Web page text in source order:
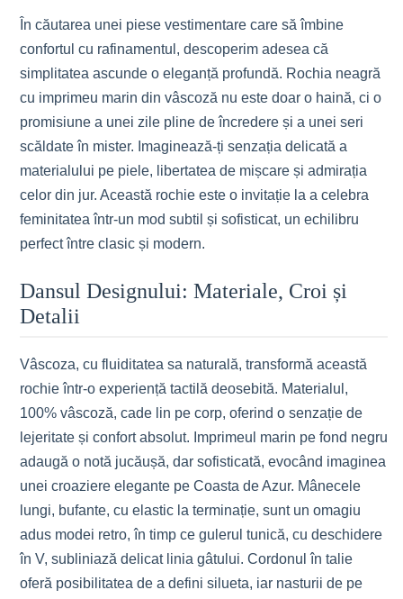
În căutarea unei piese vestimentare care să îmbine
confortul cu rafinamentul, descoperim adesea că
simplitatea ascunde o eleganță profundă. Rochia neagră
cu imprimeu marin din vâscoză nu este doar o haină, ci o
promisiune a unei zile pline de încredere și a unei seri
scăldate în mister. Imaginează-ți senzația delicată a
materialului pe piele, libertatea de mișcare și admirația
celor din jur. Această rochie este o invitație la a celebra
feminitatea într-un mod subtil și sofisticat, un echilibru
perfect între clasic și modern.
Dansul Designului: Materiale, Croi și
Detalii
Vâscoza, cu fluiditatea sa naturală, transformă această
rochie într-o experiență tactilă deosebită. Materialul,
100% vâscoză, cade lin pe corp, oferind o senzație de
lejeritate și confort absolut. Imprimeul marin pe fond negru
adaugă o notă jucăușă, dar sofisticată, evocând imaginea
unei croaziere elegante pe Coasta de Azur. Mânecele
lungi, bufante, cu elastic la terminație, sunt un omagiu
adus modei retro, în timp ce gulerul tunică, cu deschidere
în V, subliniază delicat linia gâtului. Cordonul în talie
oferă posibilitatea de a defini silueta, iar nasturii de pe